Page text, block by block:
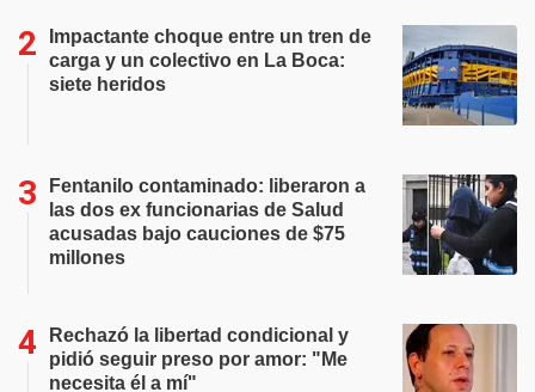
Impactante choque entre un tren de
carga y un colectivo en La Boca:
siete heridos
Fentanilo contaminado: liberaron a
las dos ex funcionarias de Salud
acusadas bajo cauciones de $75
millones
Rechazó la libertad condicional y
pidió seguir preso por amor: "Me
necesita él a mí"